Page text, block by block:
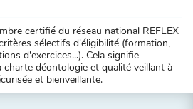
certifié du réseau national REFLEX
sélectifs d'éligibilité (formation,
d'exercices...). Cela signifie
charte déontologie et qualité veillant à
et bienveillante.